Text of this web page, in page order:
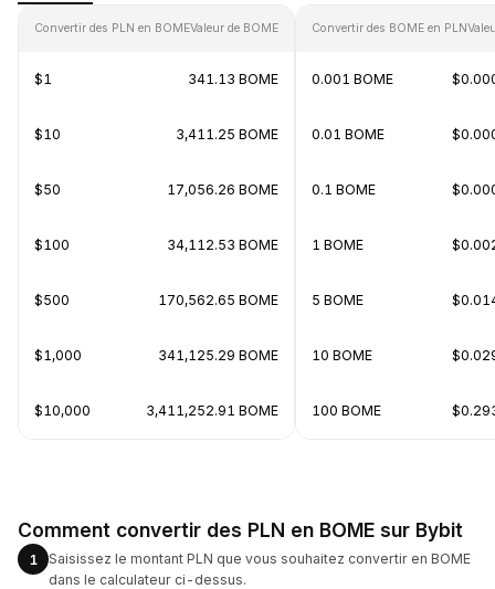
Convertir des PLN en BOMEValeur de BOME
$1 341.13 BOME
$10 3,411.25 BOME
$50 17,056.26 BOME
$100 34,112.53 BOME
$500 170,562.65 BOME
$1,000 341,125.29 BOME
$10,000 3,411,252.91 BOME
Convertir des BOME en PLN
0.001 BOME
0.01 BOME
0.1 BOME
1 BOME
5 BOME
10 BOME
100 BOME
Comment convertir des PLN en BOME sur Bybit
1
Saisissez le montant PLN que vous souhaitez convertir en BOME
dans le calculateur ci-dessus.